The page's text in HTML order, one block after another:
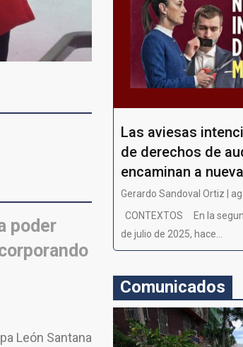
poder
León Santana
Las aviesas
de derechos de
encaminan a
Gerardo Sandoval Ortiz |
CONTEXTOS En la
de julio de 2025, hace...
Comunicados